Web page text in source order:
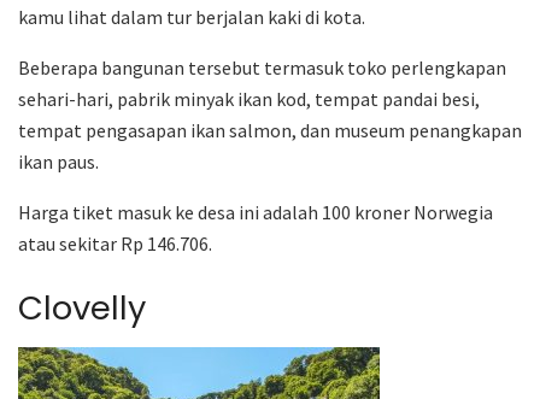
kamu lihat dalam tur berjalan kaki di kota.
Beberapa bangunan tersebut termasuk toko perlengkapan
sehari-hari, pabrik minyak ikan kod, tempat pandai besi,
tempat pengasapan ikan salmon, dan museum penangkapan
ikan paus.
Harga tiket masuk ke desa ini adalah 100 kroner Norwegia
atau sekitar Rp 146.706.
Clovelly